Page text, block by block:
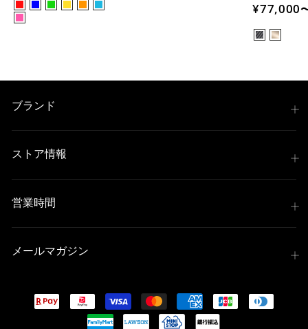
¥77,000
ブランド
ストア情報
営業時間
メールマガジン